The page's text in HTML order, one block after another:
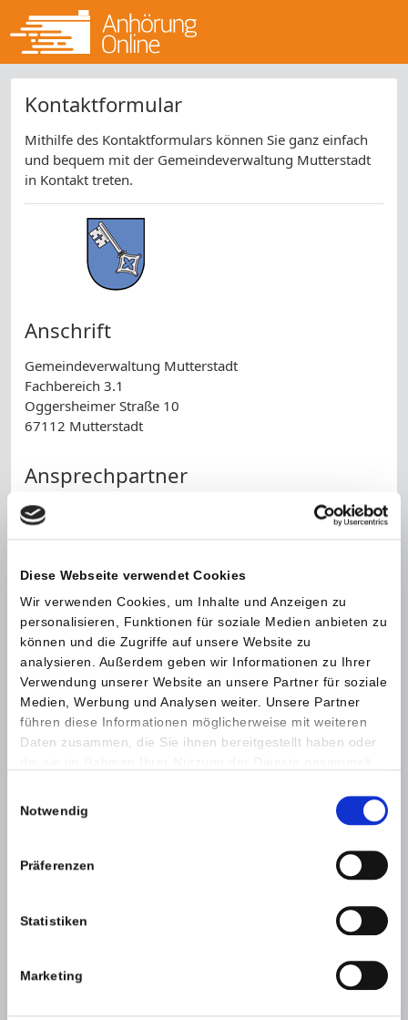
Diese Webseite verwendet Cookies
Wir verwenden Cookies, um Inhalte und Anzeigen zu
personalisieren, Funktionen für soziale Medien anbieten zu
können und die Zugriffe auf unsere Website zu
analysieren. Außerdem geben wir Informationen zu Ihrer
Verwendung unserer Website an unsere Partner für soziale
Medien, Werbung und Analysen weiter. Unsere Partner
führen diese Informationen möglicherweise mit weiteren
Daten zusammen, die Sie ihnen bereitgestellt haben oder
Notwendig
Präferenzen
Statistiken
Marketing
Kontaktformular
Mithilfe des Kontaktformulars können Sie ganz einfach
und bequem mit der Gemeindeverwaltung Mutterstadt
in Kontakt treten.
Anschrift
Gemeindeverwaltung Mutterstadt
Fachbereich 3.1
Oggersheimer Straße 10
67112 Mutterstadt
Ansprechpartner
Herr Bührle
Telefon:
Name *
Telefonnummer
E-Mail *
Nachricht *